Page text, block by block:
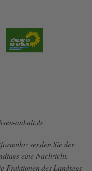
anhalt.de
senden Sie der
eine Nachricht.
Fraktionen des Landtags